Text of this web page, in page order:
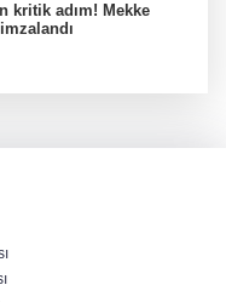
kritik adım! Mekke
vatandaşlığa
kabul,